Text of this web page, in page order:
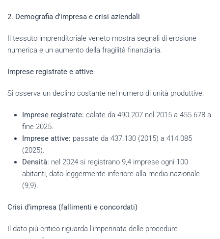
2. Demografia d'impresa e crisi aziendali
Il tessuto imprenditoriale veneto mostra segnali di erosione
numerica e un aumento della fragilità finanziaria.
Imprese registrate e attive
Si osserva un declino costante nel numero di unità produttive:
Imprese registrate: calate da 490.207 nel 2015 a 455.678 a
fine 2025.
Imprese attive: passate da 437.130 (2015) a 414.085
(2025).
Densità: nel 2024 si registrano 9,4 imprese ogni 100
abitanti, dato leggermente inferiore alla media nazionale
(9,9).
Crisi d'impresa (fallimenti e concordati)
Il dato più critico riguarda l'impennata delle procedure